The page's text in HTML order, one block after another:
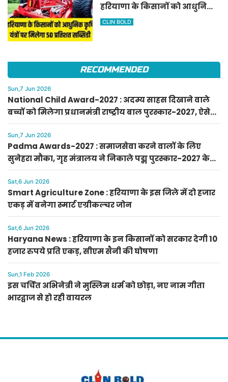
हरियाणा के किसानों को आधुनिक
कृषि यंत्रों पर मिलेगा 50 प्रतिशत
CLIN BOLD
RECOMMENDED
Sun,7 Jun 2026
National Child Award-2027 : अदम्य साहस दिखाने वाले
बच्चों को मिलेगा प्रधानमंत्री राष्ट्रीय बाल पुरस्कार-2027, ऐसे
करें आवेदन
Sun,7 Jun 2026
Padma Awards-2027 : समाजसेवा करने वालों के लिए
सुनेहरा मौका, गृह मंत्रालय ने निकाले पद्म पुरस्कार-2027 के
लिए आवेदन
Sat,6 Jun 2026
Smart Agriculture Zone : हरियाणा के इस जिले में दो हजार
एकड़ में बनेगा स्मार्ट एग्रीकल्चर जोन
Sat,6 Jun 2026
Haryana News : हरियाणा के इन किसानों को सरकार देगी 10
हजार रुपये प्रति एकड़, सीएम सैनी की घोषणा
Sun,1 Feb 2026
इस चर्चित अभिनेत्री ने मुस्लिम धर्म को छोड़ा, नए नाम गीता
भारद्वाज से हो रही वायरल